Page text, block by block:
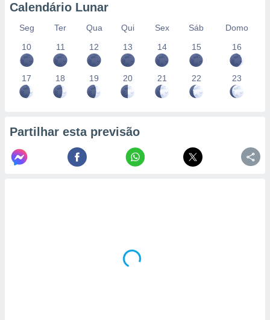
Calendário Lunar
Seg Ter Qua Qui Sex Sáb
Domo
10
11 12 13 14 15 16
17 18 19 20 21 22 23
Partilhar esta previsão